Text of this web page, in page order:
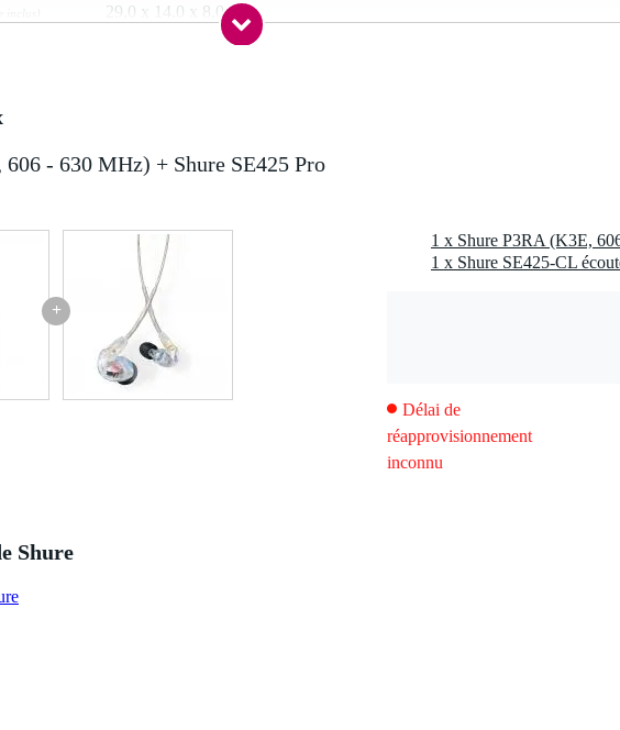
29,0 x 14,0 x 8,0 cm
K3E : 606 - 630 MHz
robuste
le système intra-auriculaire PSM300
mm stéréo
x 66 x 23 mm
la pile 9V AA alcaline : 4,5 - 5 heures (usage continu)
la pile rechargeable SB900 : 5,5 - 7 heures (usage continu)
606 - 630 MHz) + Shure SE425 Pro
+
Délai de
réapprovisionnement
inconnu
Shure